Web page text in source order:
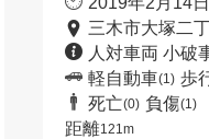
三木市大塚二
人対車両 小破
軽自動車(1) 歩
死亡(0) 負傷(1)
距離121m